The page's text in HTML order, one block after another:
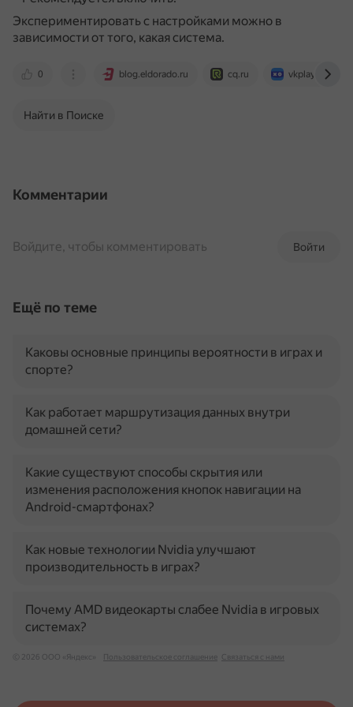
Экспериментировать с настройками можно в
зависимости от того, какая система.
0 blog.eldorado.ru cq.ru vkplay.ru
Найти в Поиске
Комментарии
Войти
Войдите, чтобы комментировать
Ещё по теме
Каковы основные принципы вероятности в играх и
спорте?
Как работает маршрутизация данных внутри
домашней сети?
Какие существуют способы скрытия или
изменения расположения кнопок навигации на
Android-смартфонах?
Как новые технологии Nvidia улучшают
производительность в играх?
Почему AMD видеокарты слабее Nvidia в игровых
системах?
© 2026 ООО «Яндекс» Пользовательское соглашение Связаться с нами